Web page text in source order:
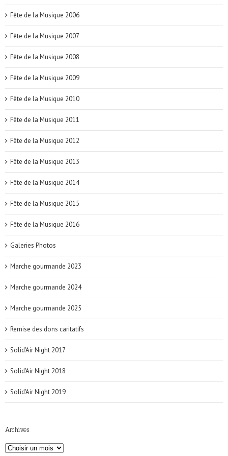
Fête de la Musique 2006
Fête de la Musique 2007
Fête de la Musique 2008
Fête de la Musique 2009
Fête de la Musique 2010
Fête de la Musique 2011
Fête de la Musique 2012
Fête de la Musique 2013
Fête de la Musique 2014
Fête de la Musique 2015
Fête de la Musique 2016
Galeries Photos
Marche gourmande 2023
Marche gourmande 2024
Marche gourmande 2025
Remise des dons caritatifs
Solid'Air Night 2017
Solid'Air Night 2018
Solid'Air Night 2019
Archives